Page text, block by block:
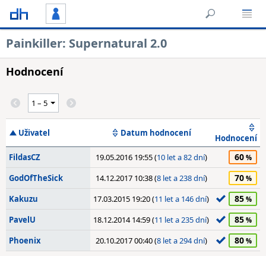
Painkiller: Supernatural 2.0
Hodnocení
Uživatel Datum hodnocení
Hodnocení
FildasCZ
19.05.2016 19:55 (10 let a 82 dní) 60
GodOfTheSick 14.12.2017 10:38 (8 let a 238 dní) 70
Kakuzu 17.03.2015 19:20 (11 let a 146 dní) 85
PavelU 18.12.2014 14:59 (11 let a 235 dní) 85
Phoenix 20.10.2017 00:40 (8 let a 294 dní) 80